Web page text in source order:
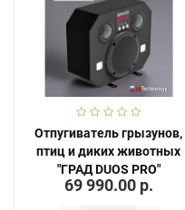
Отпугиватель грызунов,
птиц и диких животных
"ГРАД DUOS PRO"
69 990.00 р.